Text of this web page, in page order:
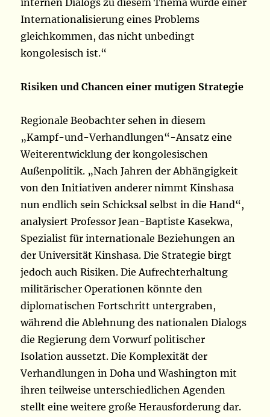
internen Dialogs zu diesem Thema würde einer
Internationalisierung eines Problems
gleichkommen, das nicht unbedingt
kongolesisch ist.“
Risiken und Chancen einer mutigen Strategie
Regionale Beobachter sehen in diesem
„Kampf-und-Verhandlungen“-Ansatz eine
Weiterentwicklung der kongolesischen
Außenpolitik. „Nach Jahren der Abhängigkeit
von den Initiativen anderer nimmt Kinshasa
nun endlich sein Schicksal selbst in die Hand“,
analysiert Professor Jean-Baptiste Kasekwa,
Spezialist für internationale Beziehungen an
der Universität Kinshasa. Die Strategie birgt
jedoch auch Risiken. Die Aufrechterhaltung
militärischer Operationen könnte den
diplomatischen Fortschritt untergraben,
während die Ablehnung des nationalen Dialogs
die Regierung dem Vorwurf politischer
Isolation aussetzt. Die Komplexität der
Verhandlungen in Doha und Washington mit
ihren teilweise unterschiedlichen Agenden
stellt eine weitere große Herausforderung dar.